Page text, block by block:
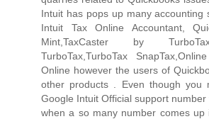
Intuit has pops up many accounting
Intuit Tax Online Accountant,
Mint,TaxCaster by
TurboTax,TurboTax
Online however the users of
other products . Even though you
Google Intuit Official support
when a so many number comes up